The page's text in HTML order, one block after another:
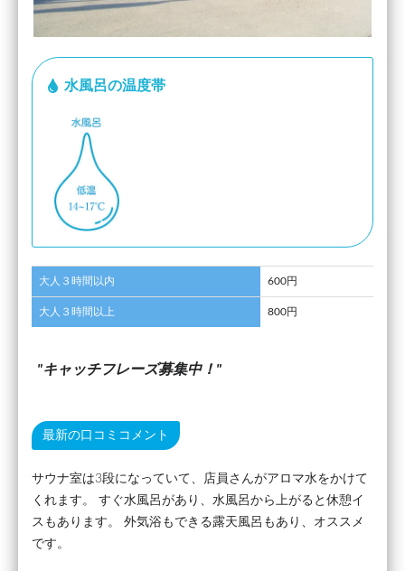
水風呂の温度帯
大人３時間以内 600円
大人３時間以上 800円
キャッチフレーズ募集中！
最新の口コミコメント
サウナ室は3段になっていて、店員さんがアロマ水をかけて
くれます。 すぐ水風呂があり、水風呂から上がると休憩イ
スもあります。 外気浴もできる露天風呂もあり、オススメ
です。